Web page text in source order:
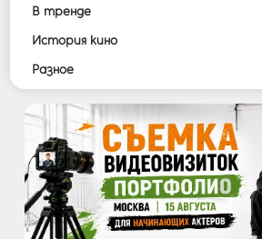
В тренде
История кино
Разное